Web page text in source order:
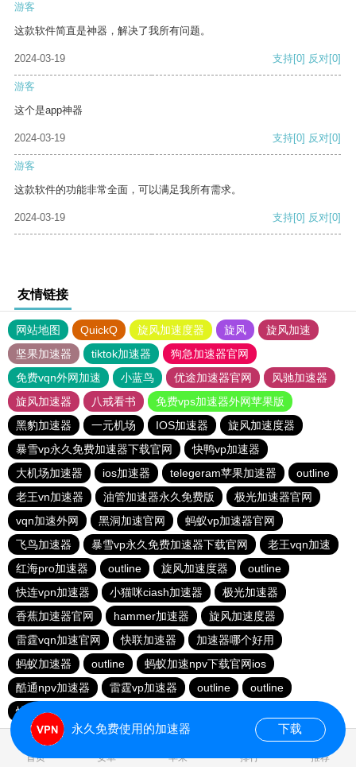
游客
这款软件简直是神器，解决了我所有问题。
2024-03-19 支持[0] 反对[0]
游客
这个是app神器
2024-03-19 支持[0] 反对[0]
游客
这款软件的功能非常全面，可以满足我所有需求。
2024-03-19 支持[0] 反对[0]
友情链接
网站地图 QuickQ 旋风加速度器 旋风
旋风加速
坚果加速器
tiktok加速器
狗急加速器官网
免费vqn外网加速
小蓝鸟 优途加速器官网
风驰加速器
旋风加速器
八戒看书
免费vps加速器外网苹果版
黑豹加速器
一元机场 IOS加速器
旋风加速度器
暴雪vp永久免费加速器下载官网
快鸭vp加速器
大机场加速器
ios加速器 telegeram苹果加速器
outline
老王vn加速器
油管加速器永久免费版
极光加速器官网
vqn加速外网
黑洞加速官网
蚂蚁vp加速器官网
飞鸟加速器
暴雪vp永久免费加速器下载官网
老王vqn加速
红海pro加速器
outline 旋风加速度器
outline
快连vρn加速器
小猫咪ciash加速器
极光加速器
香蕉加速器官网
hammer加速器
旋风加速度器
雷霆vqn加速官网
快联加速器
加速器哪个好用
蚂蚁加速器
outline
蚂蚁加速npv下载官网ios
酷通npv加速器
雷霆vp加速器 outline
outline
快连加速器app
首页 安卓 苹果 排行 推荐
永久免费使用的加速器 下载
2.055532s